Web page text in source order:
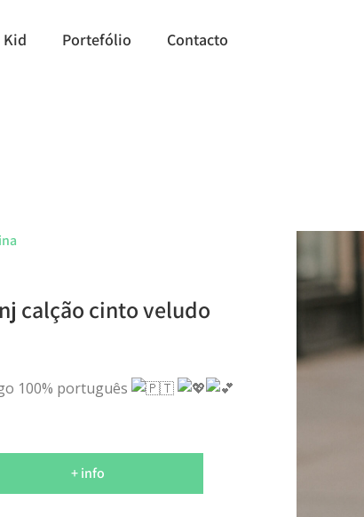
Kid Portefólio Contacto
calção cinto veludo
100% português
+ info